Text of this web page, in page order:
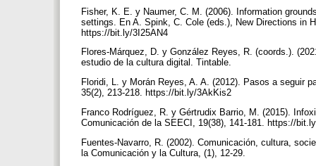
Fisher, K. E. y Naumer, C. M. (2006). Information
settings. En A. Spink, C. Cole (eds.), New Directions in
https://bit.ly/3I25AN4
Flores-Márquez, D. y González Reyes, R. (coords.).
estudio de la cultura digital. Tintable.
Floridi, L. y Morán Reyes, A. A. (2012). Pasos a seguir
35(2), 213-218. https://bit.ly/3AkKis2
Franco Rodríguez, R. y Gértrudix Barrio, M. (2015).
Comunicación de la SEECI, 19(38), 141-181. https://
Fuentes-Navarro, R. (2002). Comunicación, cultura,
la Comunicación y la Cultura, (1), 12-29.